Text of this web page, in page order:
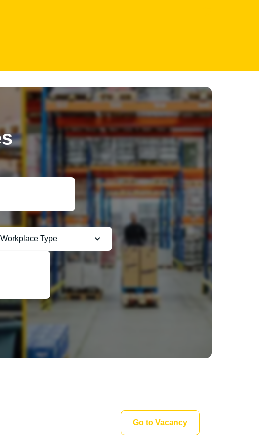
Workplace Type
Go to Vacancy